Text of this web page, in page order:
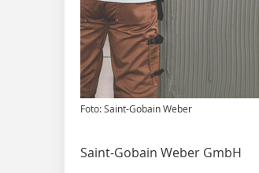
Foto: Saint-Gobain Weber
Saint-Gobain Weber GmbH